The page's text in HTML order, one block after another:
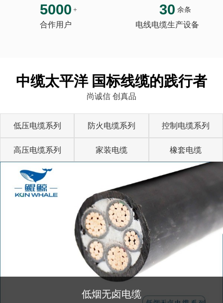
5000 +
合作用户
30 余条
电线电缆生产设备
中缆太平洋 国标线缆的践行者
尚诚信 创真品
低压电缆系列 防火电缆系列 控制电缆系列
高压电缆系列 家装电缆 橡套电缆
NGA-BTLY防火电缆